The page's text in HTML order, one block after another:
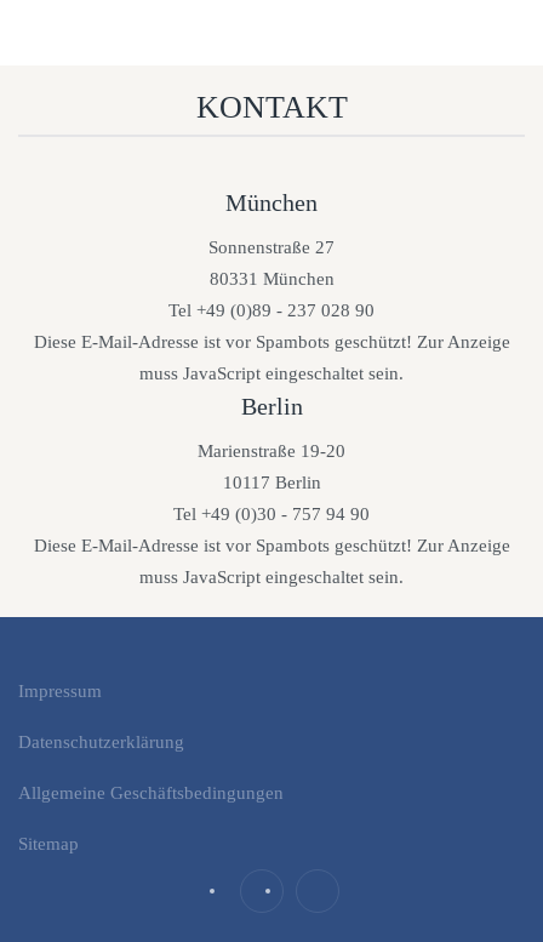
KONTAKT
München
Sonnenstraße 27
80331 München
Tel +49 (0)89 - 237 028 90
Diese E-Mail-Adresse ist vor Spambots geschützt! Zur Anzeige
muss JavaScript eingeschaltet sein.
Berlin
Marienstraße 19-20
10117 Berlin
Tel +49 (0)30 - 757 94 90
Diese E-Mail-Adresse ist vor Spambots geschützt! Zur Anzeige
muss JavaScript eingeschaltet sein.
Impressum
Datenschutzerklärung
Allgemeine Geschäftsbedingungen
Sitemap